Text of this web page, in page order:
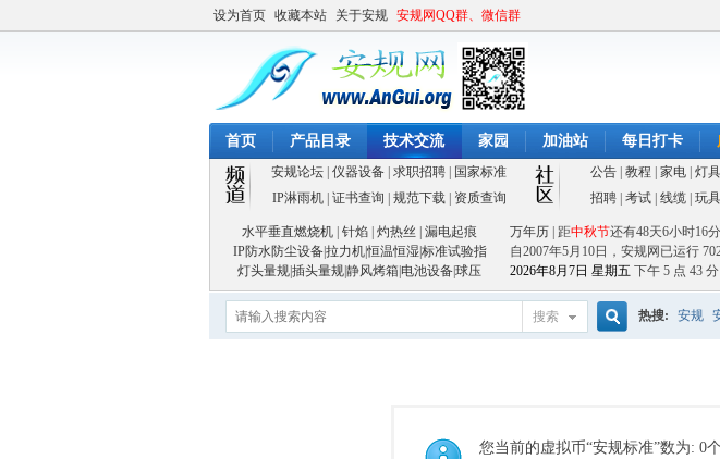
设为首页 收藏本站 关于安规 安规网QQ群、微信群
首页 产品目录 技术交流 家园 加油站 每日打卡
安规论坛 仪器设备 求职招聘 国家标准 公告 教程 家电 灯具
IP淋雨机| 证书查询 规范下载| 资质查询 招聘| 考试| 线缆| 玩具
水平垂直燃烧机 针焰 灼热丝
漏电起痕
IP防水防尘设备|拉力机|恒温恒湿|标准试验指
灯头量规插头量规静风烤箱 电池设备球压
万年历 | 距中秋节还有48天6小时16
自2007年5月10日，安规网已运行
2026年8月7日 星期五 下午 5 点 43
搜索
索
热搜: 安规
您当前的虚拟币“安规标准”数为: 0